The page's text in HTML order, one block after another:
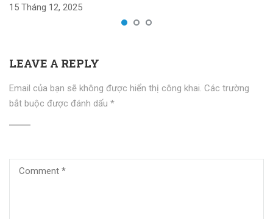
15 Tháng 12, 2025
LEAVE A REPLY
Email của bạn sẽ không được hiển thị công khai. Các trường
bắt buộc được đánh dấu *